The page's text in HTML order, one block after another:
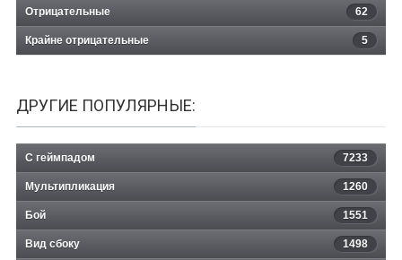
Отрицательные 62
Крайне отрицательные 5
ДРУГИЕ ПОПУЛЯРНЫЕ:
С геймпадом 7233
Мультипликация 1260
Бой 1551
Вид сбоку 1498